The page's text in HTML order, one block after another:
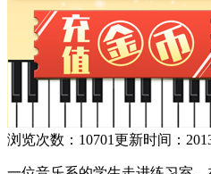
浏览次数：10701更新时间：